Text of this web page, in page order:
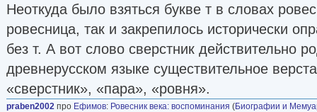
Неоткуда было взяться букве т в словах
ровесница, так и закрепилось исторически
без т. А вот слово сверстник действительно
древнерусском языке существительное
«сверстник», «пара», «ровня».
praben2002 про Ефимов: Ровесник века: воспоминания (Биографии и